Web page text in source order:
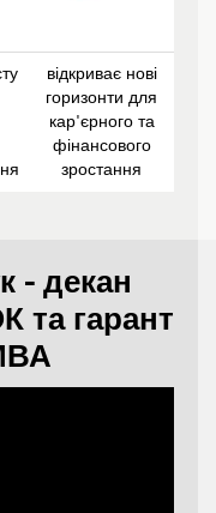
відкриває нові
горизонти для
кар'єрного та
фінансового
зростання
- декан
та гарант